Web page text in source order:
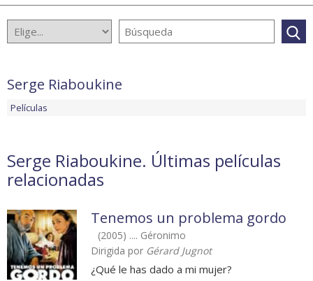
Serge Riaboukine
Películas
Serge Riaboukine. Últimas películas
relacionadas
Tenemos un problema gordo
(2005) .... Géronimo
Dirigida por Gérard Jugnot
¿Qué le has dado a mi mujer?